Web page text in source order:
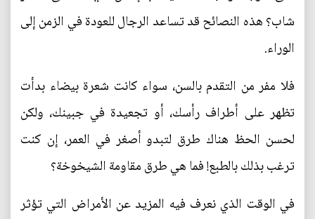
شاب؟ هذه النصائح قد تساعد الرجال للعودة في الزمن إلى
الوراء.
فلا مفر من التقدم بالسن، سواء كانت شعرة بيضاء بدأت
تظهر على أطراف رأسك، أو تجعيدة في جبينك، ولكن
لحسن الحظ هناك طرق لتبدو أصغر في العمر، إن كنت
ترغب بذلك بالطبع! فما هي طرق مقاومة الشيخوخة؟
في الوقت الذي نعرف فيه المزيد عن الأمراض التي تؤثر